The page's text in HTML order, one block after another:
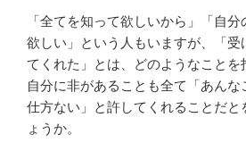
「全てを知って欲しいから」「自
欲しい」という人もいますが、「受
てくれた」とは、どのようなことを
自分に非があることも全て「あんな
仕方ない」と許してくれることだと
ょうか。